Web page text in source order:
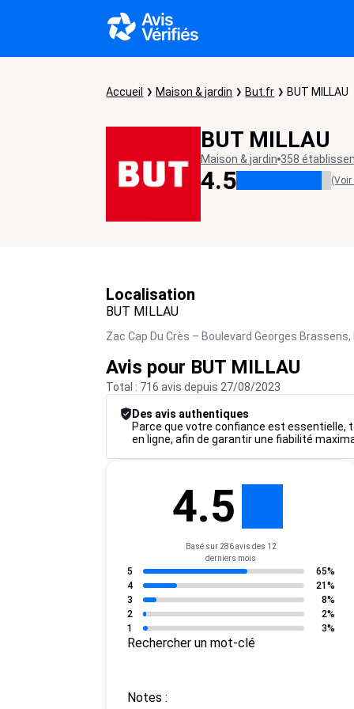
Accueil Maison & jardin But.fr BUT MILLAU
BUT MILLAU
Maison & jardin 358
4.5 (Voir
Localisation
BUT MILLAU
Zac Cap Du Crès – Boulevard Georges Brassens,
Avis pour BUT MILLAU
Total : 716 avis depuis 27/08/2023
Des avis authentiques
Parce que votre confiance est essentielle,
en ligne, afin de garantir une fiabilité
4.5
Basé sur 286 avis des 12
derniers mois
5
65%
4
21%
3
8%
2
2%
1
3%
Rechercher un mot-clé
Notes :